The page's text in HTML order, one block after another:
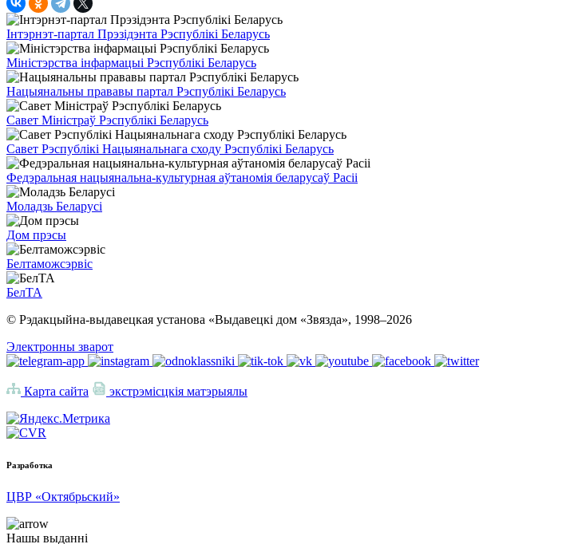
Інтэрнэт-партал Прэзідэнта Рэспублікі Беларусь
Міністэрства інфармацыі Рэспублікі Беларусь
Нацыянальны прававы партал Рэспублікі Беларусь
Савет Міністраў Рэспублікі Беларусь
Савет Рэспублікі Нацыянальнага сходу Рэспублікі Беларусь
Федэральная нацыянальна-культурная аўтаномія беларусаў Расіі
Моладзь Беларусі
Дом прэсы
Белтаможсэрвіс
БелТА
© Рэдакцыйна-выдавецкая установа «Выдавецкі дом «Звязда», 1998–2026
Электронны зварот
Карта сайта экстрэмісцкія матэрыялы
Разработка
ЦВР «Октябрьский»
Нашы выданні